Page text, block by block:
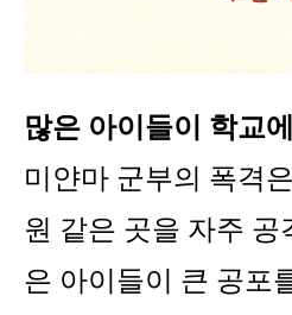
많은 아이들이 학교
미얀마 군부의 폭격
원 같은 곳을 자주
은 아이들이 큰 공포